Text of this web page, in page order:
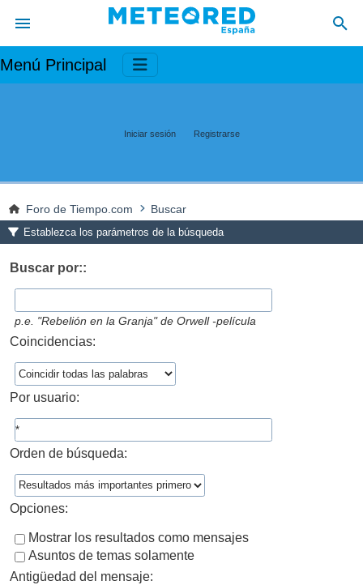
Menú Principal
Iniciar sesión Registrarse
Foro de Tiempo.com Buscar
Establezca los parámetros de la búsqueda
Buscar por::
p.e. "Rebelión en la Granja" de Orwell -película
Coincidencias:
Por usuario:
Orden de búsqueda:
Opciones:
Mostrar los resultados como mensajes
Asuntos de temas solamente
Antigüedad del mensaje: